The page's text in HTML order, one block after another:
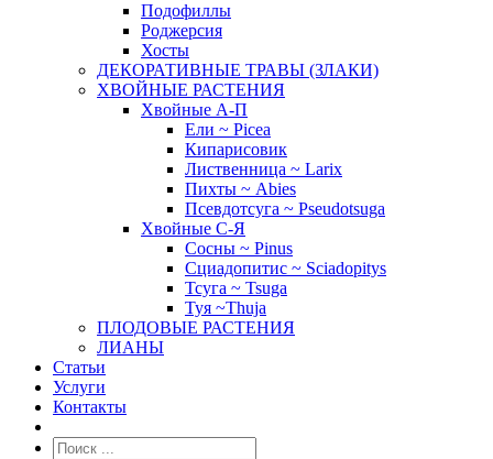
Подофиллы
Роджерсия
Хосты
ДЕКОРАТИВНЫЕ ТРАВЫ (ЗЛАКИ)
ХВОЙНЫЕ РАСТЕНИЯ
Хвойные А-П
Ели ~ Picea
Кипарисовик
Лиственница ~ Larix
Пихты ~ Abies
Псевдотсуга ~ Pseudotsuga
Хвойные С-Я
Сосны ~ Pinus
Сциадопитис ~ Sciadopitys
Тсуга ~ Tsuga
Туя ~Thuja
ПЛОДОВЫЕ РАСТЕНИЯ
ЛИАНЫ
Статьи
Услуги
Контакты